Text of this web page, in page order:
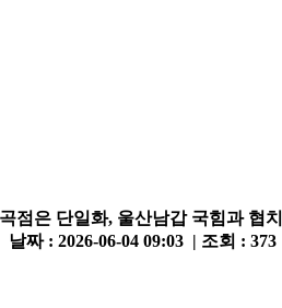
점은 단일화, 울산남갑 국힘과 협
날짜 : 2026-06-04 09:03 | 조회 : 373